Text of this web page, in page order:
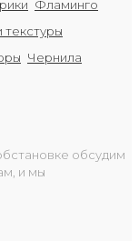
Фламинго
Чернила
обсудим
и мы